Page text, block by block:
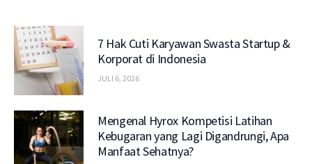
7 Hak Cuti Karyawan Swasta Startup &
Korporat di Indonesia
JULI 6, 2026
Mengenal Hyrox Kompetisi Latihan
Kebugaran yang Lagi Digandrungi, Apa
Manfaat Sehatnya?